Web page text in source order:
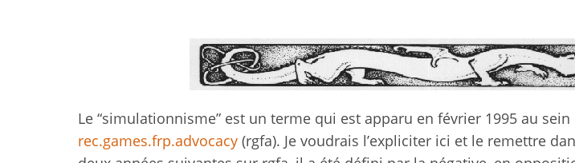
Le “simulationnisme” est un terme qui est apparu en février 1995 au sein
rec.games.frp.advocacy (rgfa). Je voudrais l’expliciter ici et le remettre